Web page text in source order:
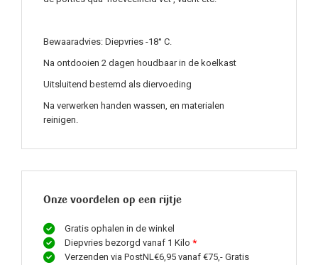
Bewaaradvies: Diepvries -18° C.
Na ontdooien 2 dagen houdbaar in de koelkast
Uitsluitend bestemd als diervoeding
Na verwerken handen wassen, en materialen
reinigen.
Onze voordelen op een rijtje
Gratis ophalen in de winkel
Diepvries bezorgd vanaf 1 Kilo *
Verzenden via PostNL€6,95 vanaf €75,- Gratis